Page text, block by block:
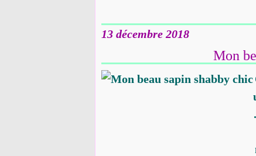
13 décembre 2018
Mon